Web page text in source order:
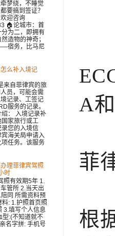
A
菲
根
梦绕，不睡觉
要搞到签证？
迎咨询
🏠论城市：首
为二，即拥有
造物的神奇；
宿务，比马尼
么补入境记
来自菲律宾的旅
员，可能会需
记录、工签记
服务的记录。
： 入境记录补
家旅行或工
您的入境信
海关局申请入
任务。该服务
理菲律宾驾照
时
照有效期5年 1.
管所 2.当天出
同 所需资料预
料: 1.护照首页照
3.填写个人信息
型:(不知道就不
名字拼: 手机号